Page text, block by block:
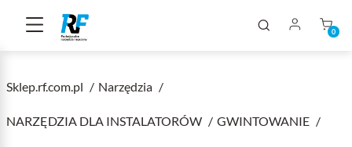
0
Sklep.rf.com.pl Narzędzia
NARZĘDZIA DLA INSTALATORÓW GWINTOWANIE